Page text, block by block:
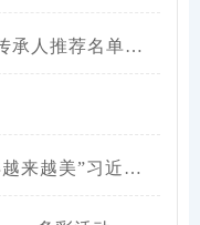
推荐名单的公示
记在山东德州考察纪实